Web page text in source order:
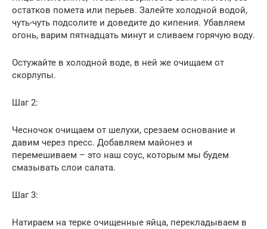
остатков помета или перьев. Залейте холодной водой,
чуть-чуть подсолите и доведите до кипения. Убавляем
огонь, варим пятнадцать минут и сливаем горячую воду.
Остужайте в холодной воде, в ней же очищаем от
скорлупы.
Шаг 2:
Чесночок очищаем от шелухи, срезаем основание и
давим через пресс. Добавляем майонез и
перемешиваем – это наш соус, которым мы будем
смазывать слои салата.
Шаг 3:
Натираем на терке очищенные яйца, перекладываем в